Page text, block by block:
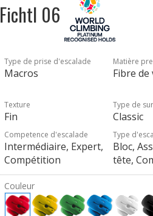
Fichtl 06
Type de prise d'escalade
Macros
Matière
Fibre de
Texture
Fin
Type de
Classic
Competence d'escalade
Intermédiaire, Expert,
Compétition
Type
Bloc,
tête,
Couleur